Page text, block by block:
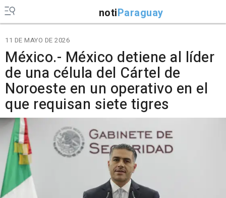
notiParaguay
11 DE MAYO DE 2026
México.- México detiene al líder
de una célula del Cártel de
Noroeste en un operativo en el
que requisan siete tigres